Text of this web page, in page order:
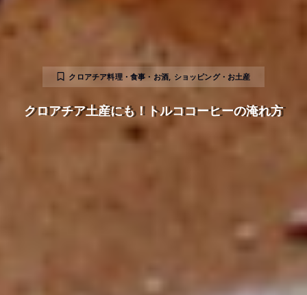
クロアチア料理・食事・お酒, ショッピング・お土産
クロアチア土産にも！トルココーヒーの淹れ方